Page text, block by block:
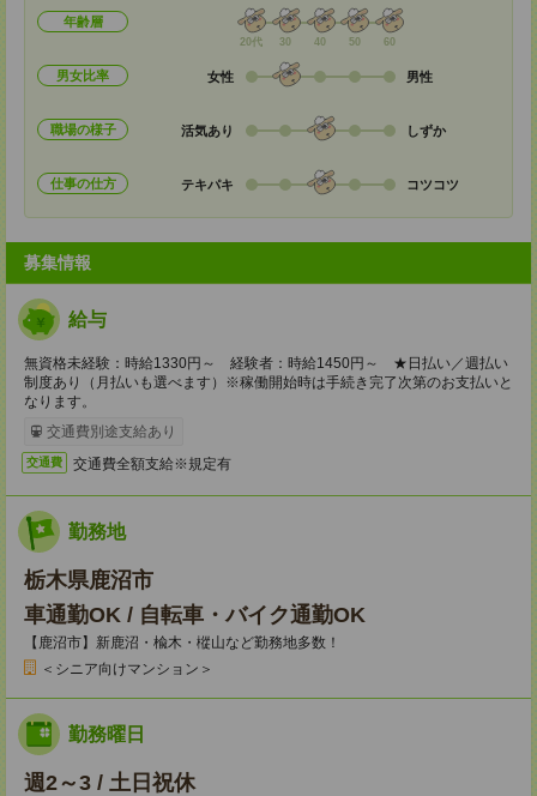
年齢層
20代 30 40 50 60
男女比率 女性 男性
職場の様子 活気あり しずか
仕事の仕方 テキパキ コツコツ
募集情報
給与
無資格未経験：時給1330円～ 経験者：時給1450円～ ★日払い／週払い
制度あり（月払いも選べます）※稼働開始時は手続き完了次第のお支払いと
なります。
交通費別途支給あり
交通費 交通費全額支給※規定有
勤務地
栃木県鹿沼市
車通勤OK / 自転車・バイク通勤OK
【鹿沼市】新鹿沼・楡木・樅山など勤務地多数！
＜シニア向けマンション＞
勤務曜日
週2～3 / 土日祝休